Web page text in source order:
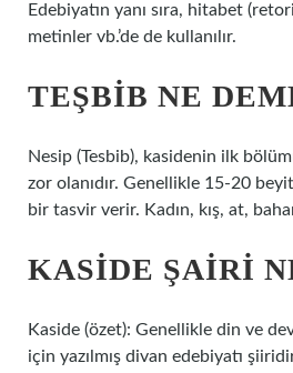
Edebiyatın yanı sıra, hitabet
metinler vb.’de de kullanılır.
TEŞBIB NE
Nesip (Tesbib), kasidenin ilk
zor olanıdır. Genellikle 15-20
bir tasvir verir. Kadın, kış, at,
KASIDE ŞAIRI
Kaside (özet): Genellikle din ve
için yazılmış divan edebiyatı